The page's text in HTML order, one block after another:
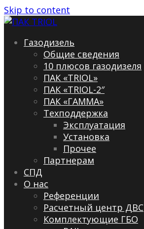
Skip to content
Газодизель
Общие сведения
10 плюсов газодизеля
ПАК «TRIOL»
ПАК «TRIOL-2″
ПАК «ГАММА»
Техподдержка
Эксплуатация
Установка
Прочее
Партнерам
СПД
О нас
Референции
Расчетный центр ДВС
Комплектующие ГБО